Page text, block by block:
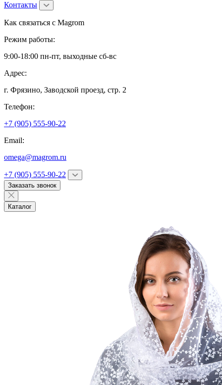
Контакты
Как связаться с Magrom
Режим работы:
9:00-18:00 пн-пт, выходные сб-вс
Адрес:
г. Фрязино, Заводской проезд, стр. 2
Телефон:
+7 (905) 555-90-22
Email:
omega@magrom.ru
+7 (905) 555-90-22
Заказать звонок
Каталог